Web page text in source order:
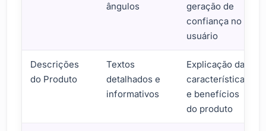
ângulos
geração de
confiança no
usuário
Descrições
do Produto
Textos
detalhados e
informativos
Explicação das
características
e benefícios
do produto